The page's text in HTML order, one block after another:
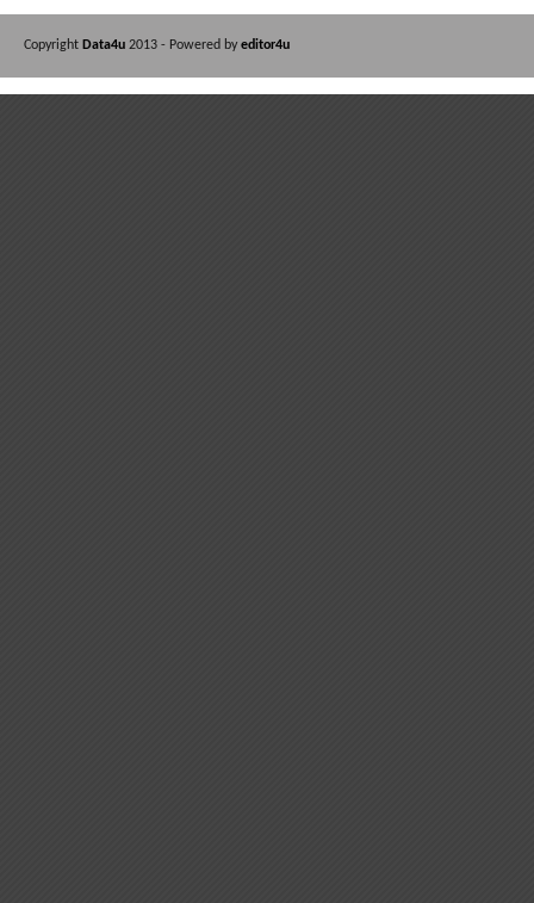
Copyright Data4u 2013 - Powered by editor4u